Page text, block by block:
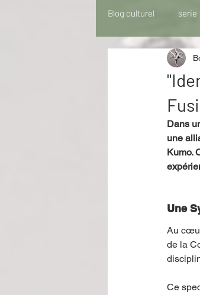
Blog culturel serie
Idées
Performance
Événement
Offre spéciale
Dans
une
Kumo.
Une
Au
de la
Ce